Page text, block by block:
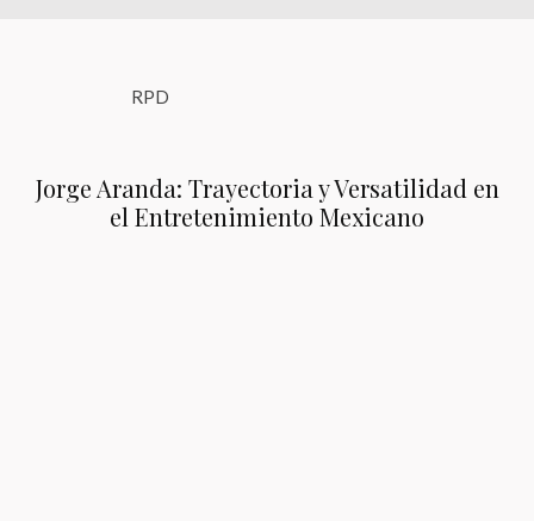
RPD
Jorge Aranda: Trayectoria y Versatilidad en
el Entretenimiento Mexicano